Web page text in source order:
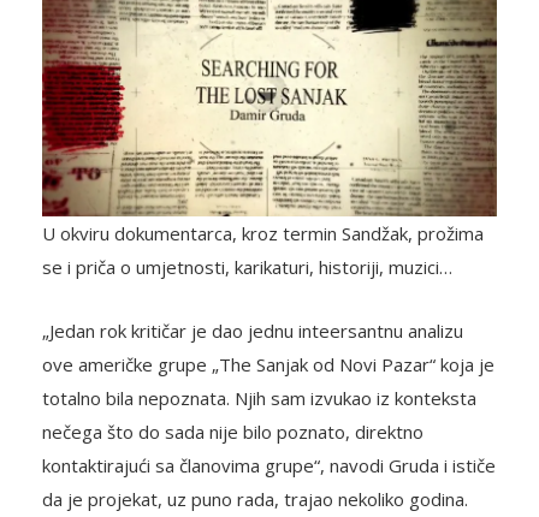
U okviru dokumentarca, kroz termin Sandžak, prožima
se i priča o umjetnosti, karikaturi, historiji, muzici…
„Jedan rok kritičar je dao jednu inteersantnu analizu
ove američke grupe „The Sanjak od Novi Pazar“ koja je
totalno bila nepoznata. Njih sam izvukao iz konteksta
nečega što do sada nije bilo poznato, direktno
kontaktirajući sa članovima grupe“, navodi Gruda i ističe
da je projekat, uz puno rada, trajao nekoliko godina.